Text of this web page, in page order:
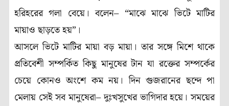
হরিহরের গলা বেয়ে। বলেন– “মাঝে মাঝে ভিটে মাটির
মায়াও ছাড়তে হয়”।
আসলে ভিটে মাটির মায়া বড় মায়া। তার সঙ্গে মিশে থাকে
প্রতিবেশী সম্পর্কিত কিছু মানুষের টান যা রক্তের সম্পর্কের
চেয়ে কোনও অংশে কম নয়। দিন গুজরানের ছন্দে পা
মেলায় সেই সব মানুষেরা– দুঃখসুখের ভাগিদার হয়ে। সময়ের